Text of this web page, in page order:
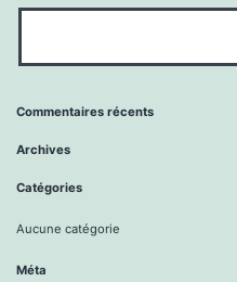
Commentaires récents
Archives
Catégories
Aucune catégorie
Méta